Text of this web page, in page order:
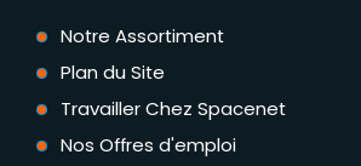
Notre Assortiment
Plan du Site
Travailler Chez Spacenet
Nos Offres d'emploi